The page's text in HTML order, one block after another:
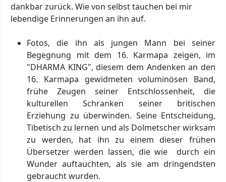
dankbar zurück. Wie von selbst tauchen bei mir
lebendige Erinnerungen an ihn auf.
Fotos, die ihn als jungen Mann bei seiner
Begegnung mit dem 16. Karmapa zeigen, im
"DHARMA KING", diesem dem Andenken an den
16. Karmapa gewidmeten voluminösen Band,
frühe Zeugen seiner Entschlossenheit, die
kulturellen Schranken seiner britischen
Erziehung zu überwinden. Seine Entscheidung,
Tibetisch zu lernen und als Dolmetscher wirksam
zu werden, hat ihn zu einem dieser frühen
Übersetzer werden lassen, die wie durch ein
Wunder auftauchten, als sie am dringendsten
gebraucht wurden.